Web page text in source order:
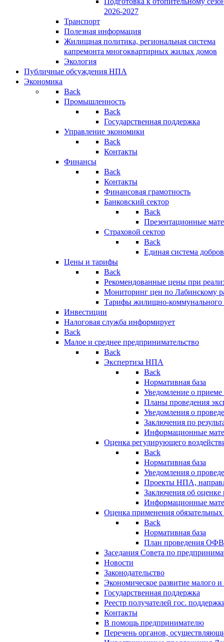
2026-2027
Транспорт
Полезная информация
Жилищная политика, региональная система
капремонта многоквартирных жилых домов
Экология
Публичные обсуждения НПА
Экономика
Back
Промышленность
Back
Государственная поддержка
Управление экономики
Back
Контакты
Финансы
Back
Контакты
Финансовая грамотность
Банковский сектор
Back
Презентационные
Страховой сектор
Back
Единая система
Цены и тарифы
Back
Рекомендованные цены при
Мониторинг цен по Лабинскому
Тарифы жилищно-коммунального
Инвестиции
Налоговая служба информирует
Back
Малое и среднее предпринимательство
Back
Экспертиза НПА
Back
Нормативная база
Уведомление о
Планы проведения
Уведомления о
Заключения по
Информационные
Оценка регулирующего
Back
Нормативная база
Уведомления о
Проекты НПА,
Заключения об
Информационные
Оценка применения
Back
Нормативная база
План проведения
Заседания Совета по
Новости
Законодательство
Экономическое развитие малого и
Государственная поддержка
Реестр получателей гос.
Контакты
В помощь предпринимателю
Перечень органов,